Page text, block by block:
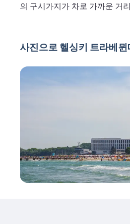
의 구시가지가 차로 가까운 거
사진으로 헬싱키 트라베뮌